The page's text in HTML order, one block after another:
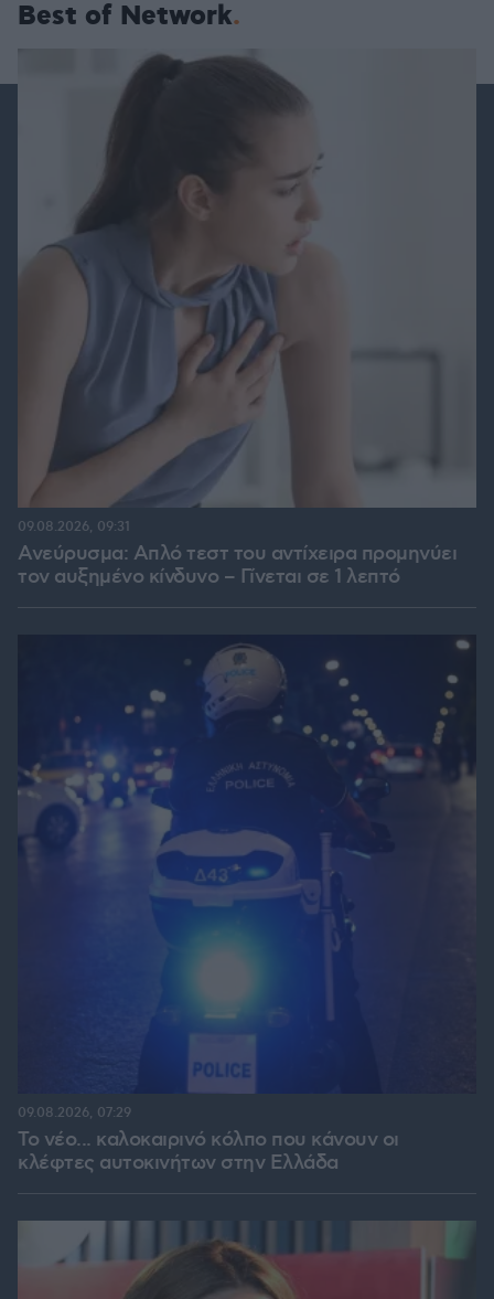
Best of Network
Ανεύρυσμα: Απλό τεστ του αντίχειρα προμηνύει
τον αυξημένο κίνδυνο – Γίνεται σε 1 λεπτό
09.08.2026, 09:31
Το νέο... καλοκαιρινό κόλπο που κάνουν οι
κλέφτες αυτοκινήτων στην Ελλάδα
09.08.2026, 07:29